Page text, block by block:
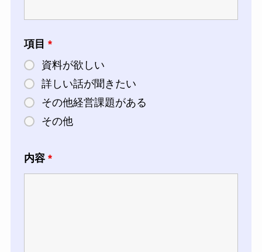
項目 *
資料が欲しい
詳しい話が聞きたい
その他経営課題がある
その他
内容 *